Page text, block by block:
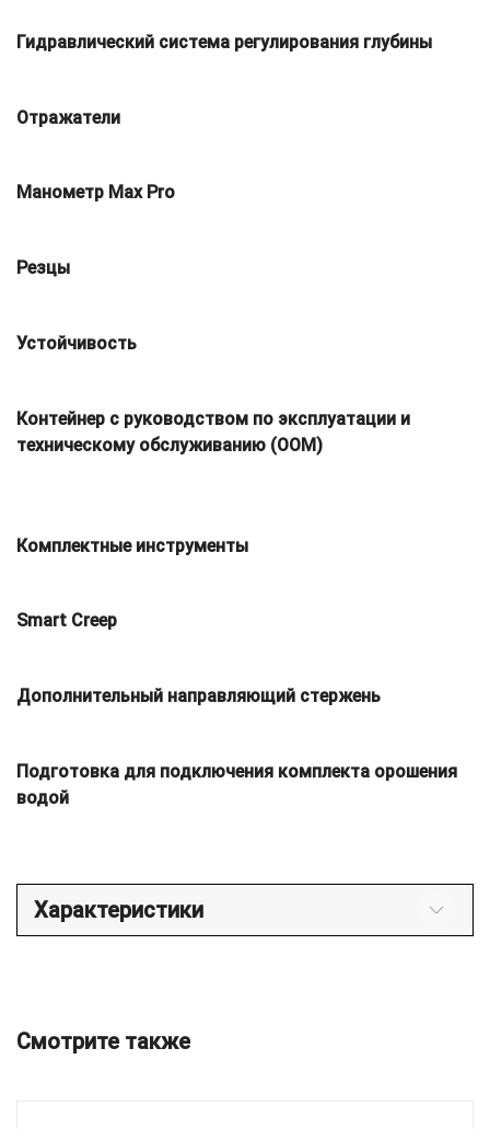
Гидравлический система регулирования глубины
Отражатели
Манометр Max Pro
Резцы
Устойчивость
Контейнер с руководством по эксплуатации и
техническому обслуживанию (OOM)
Комплектные инструменты
Smart Creep
Дополнительный направляющий стержень
Подготовка для подключения комплекта орошения
водой
Характеристики
Смотрите также